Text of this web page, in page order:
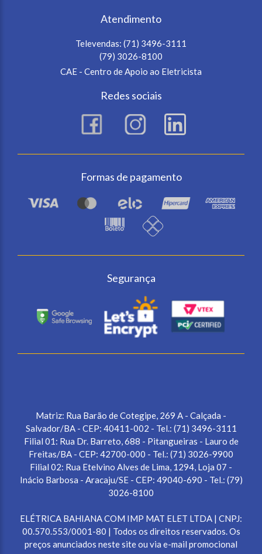
Atendimento
Televendas: (71) 3496-3111
(79) 3026-8100
CAE - Centro de Apoio ao Eletricista
Redes sociais
Formas de pagamento
Segurança
Matriz: Rua Barão de Cotegipe, 269 A - Calçada -
Salvador/BA - CEP: 40411-002 - Tel.: (71) 3496-3111
Filial 01: Rua Dr. Barreto, 688 - Pitangueiras - Lauro de
Freitas/BA - CEP: 42700-000 - Tel.: (71) 3026-9900
Filial 02: Rua Etelvino Alves de Lima, 1294, Loja 07 -
Inácio Barbosa - Aracaju/SE - CEP: 49040-690 - Tel.: (79)
3026-8100
ELÉTRICA BAHIANA COM IMP MAT ELET LTDA | CNPJ:
00.570.553/0001-80 | Todos os direitos reservados. Os
preços anunciados neste site ou via e-mail promocional